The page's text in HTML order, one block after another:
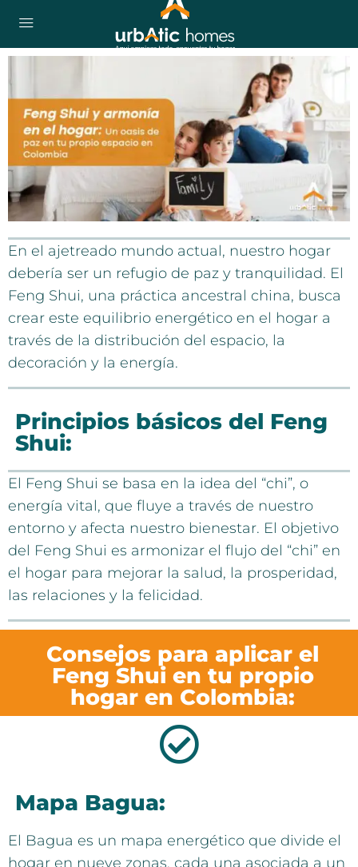
En el ajetreado mundo actual, nuestro hogar
debería ser un refugio de paz y tranquilidad. El
Feng Shui, una práctica ancestral china, busca
crear este equilibrio energético en el hogar a
través de la distribución del espacio, la
decoración y la energía.
Principios básicos del Feng
Shui:
El Feng Shui se basa en la idea del “chi”, o
energía vital, que fluye a través de nuestro
entorno y afecta nuestro bienestar. El objetivo
del Feng Shui es armonizar el flujo del “chi” en
el hogar para mejorar la salud, la prosperidad,
las relaciones y la felicidad.
Consejos para aplicar el
Feng Shui en tu propio
hogar en Colombia:
Mapa Bagua:
El Bagua es un mapa energético que divide el
hogar en nueve zonas, cada una asociada a un